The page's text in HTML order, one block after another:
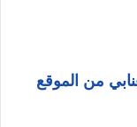
من الموقع